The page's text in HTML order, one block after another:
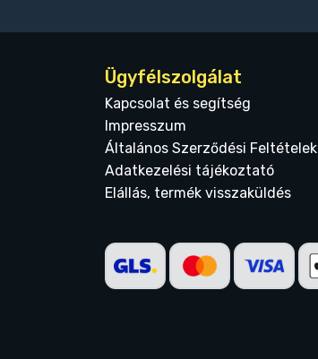
Ügyfélszolgálat
Kapcsolat és segítség
Impresszum
Általános Szerződési Feltételek
Adatkezelési tájékoztató
Elállás, termék visszaküldés